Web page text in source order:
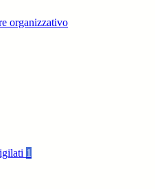
organizzativo
1